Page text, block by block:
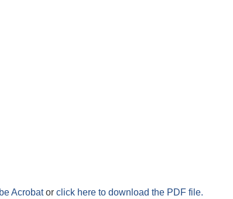
Acrobator click here to download the PDF file.